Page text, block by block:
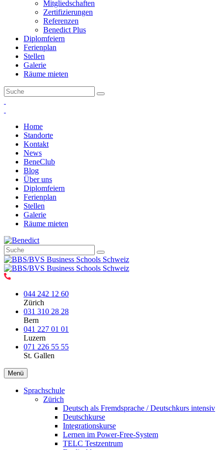
Mitgliedschaften
Zertifizierungen
Referenzen
Benedict Plus
Diplomfeiern
Ferienplan
Stellen
Galerie
Räume mieten
Home
Standorte
Kontakt
News
BeneClub
Blog
Über uns
Diplomfeiern
Ferienplan
Stellen
Galerie
Räume mieten
044 242 12 60
Zürich
031 310 28 28
Bern
041 227 01 01
Luzern
071 226 55 55
St. Gallen
Menü
Sprachschule
Zürich
Deutsch als Fremdsprache / Deutschkurs intensiv
Deutschkurse
Integrationskurse
Lernen im Power-Free-System
TELC Testzentrum